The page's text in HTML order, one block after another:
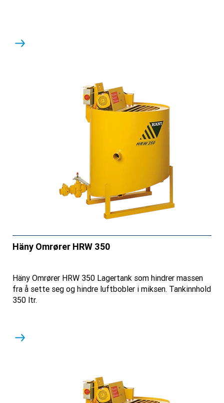
Häny Omrører HRW 350
Häny Omrører HRW 350 Lagertank som hindrer massen
fra å sette seg og hindre luftbobler i miksen. Tankinnhold
350 ltr.